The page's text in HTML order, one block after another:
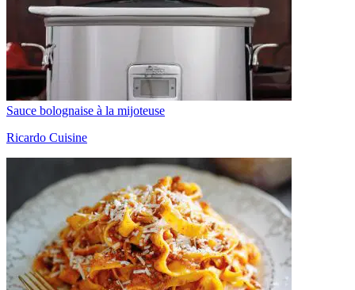
Sauce bolognaise à la mijoteuse
Ricardo Cuisine